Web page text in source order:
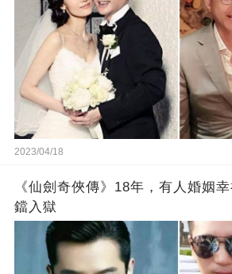
2023/04/18
《仙劍奇俠傳》18年，有人婚姻
鐺入獄